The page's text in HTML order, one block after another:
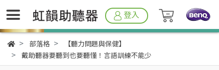
登入
部落格
【聽力問題與保健】
戴助聽器要聽到也要聽懂！言語訓練不能少